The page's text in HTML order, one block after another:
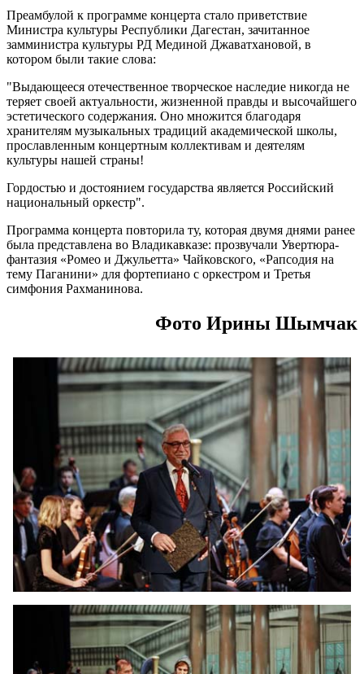
Преамбулой к программе концерта стало приветствие
Министра культуры Республики Дагестан, зачитанное
замминистра культуры РД Мединой Джаватхановой, в
котором были такие слова:
"Выдающееся отечественное творческое наследие никогда не
теряет своей актуальности, жизненной правды и высочайшего
эстетического содержания. Оно множится благодаря
хранителям музыкальных традиций академической школы,
прославленным концертным коллективам и деятелям
культуры нашей страны!
Гордостью и достоянием государства является Российский
национальный оркестр".
Программа концерта повторила ту, которая двумя днями ранее
была представлена во Владикавказе: прозвучали Увертюра-
фантазия «Ромео и Джульетта» Чайковского, «Рапсодия на
тему Паганини» для фортепиано с оркестром и Третья
симфония Рахманинова.
Фото Ирины Шымчак